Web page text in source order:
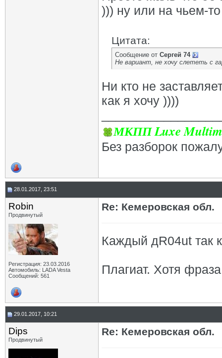
))) ну или на чьем-
Цитата:
Сообщение от Сергей 74
Не вариант, не хочу слететь с
Ни кто не
как я хочу ))))
МКПП Luxe
Без разборок
28.01.2017, 23:51
Robin
Продвинутый
Регистрация: 23.03.2016
Автомобиль: LADA Vesta
Сообщений: 561
Re: Кемеровская обл.
Каждый дR04ut так
Плагиат. Хотя
29.01.2017, 10:21
Dips
Продвинутый
Re: Кемеровская обл.